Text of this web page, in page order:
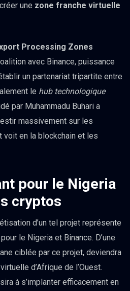
une zone franche virtuelle
Processing Zones
avec Binance, puissance
un partenariat tripartite entre
le hub technologique
par Muhammadu Buhari a
massivement sur les
en la blockchain et les
pour le Nigeria
cryptos
d’un tel projet représente
le Nigeria et Binance. D’une
ciblée par ce projet, deviendra
d’Afrique de l’Ouest.
à s’implanter efficacement en